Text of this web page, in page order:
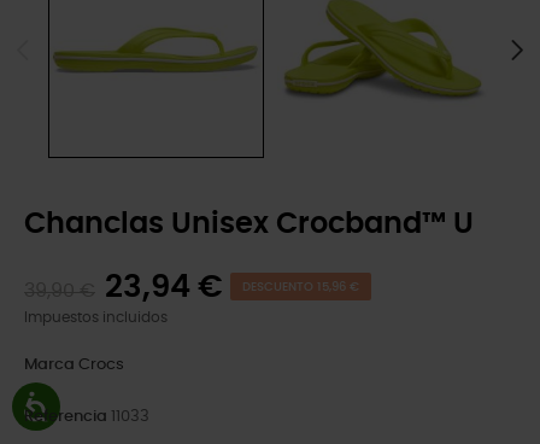
Chanclas Unisex Crocband™ U
23,94 € DESCUENTO 15,96 €
Impuestos incluidos
Marca Crocs
Referencia 11033